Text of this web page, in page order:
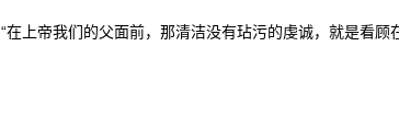
“在上帝我们的父面前，那清洁没有玷污的虔诚，就是看